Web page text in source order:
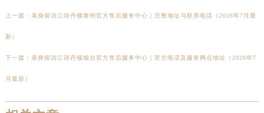
上一篇： 亲身探访江诗丹顿泰州官方售后服务中心｜完整地址与联系电话（2026年7月最
新）
下一篇： 亲身探访江诗丹顿烟台官方售后服务中心｜官方电话及服务网点地址（2026年7
月最新）